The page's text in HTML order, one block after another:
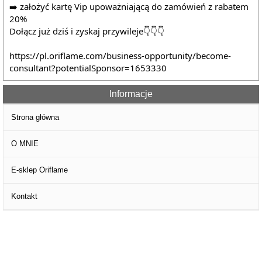
➡️ założyć kartę Vip upoważniającą do zamówień z rabatem
20%
Dołącz już dziś i zyskaj przywileje👇👇👇
https://pl.oriflame.com/business-opportunity/become-
consultant?potentialSponsor=1653330
Informacje
Strona główna
O MNIE
E-sklep Oriflame
Kontakt